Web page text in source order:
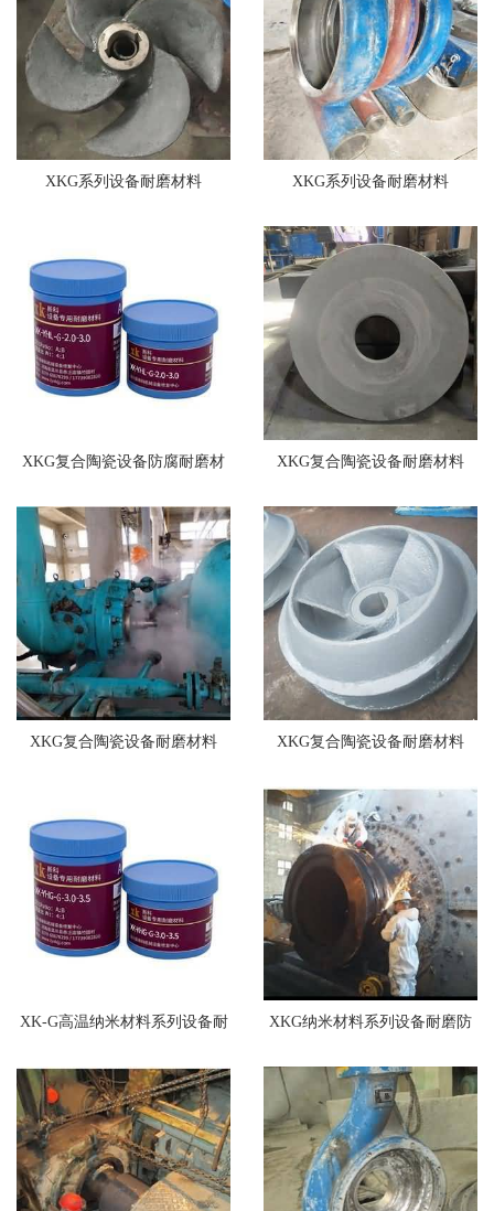
XKG系列设备耐磨材料 XKG系列设备耐磨材料
XKG复合陶瓷设备防腐耐磨材
料
XKG复合陶瓷设备耐磨材料
XKG复合陶瓷设备耐磨材料 XKG复合陶瓷设备耐磨材料
XK-G高温纳米材料系列设备耐
磨材料
XKG纳米材料系列设备耐磨防
腐涂层